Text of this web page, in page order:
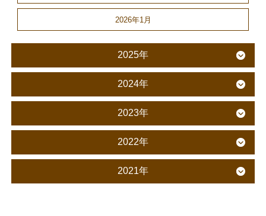
2026年1月
2025年
2024年
2023年
2022年
2021年